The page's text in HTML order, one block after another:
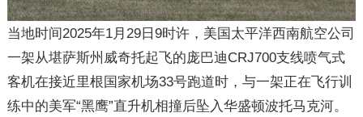
当地时间2025年1月 29日 9时许，美国太平洋西南航空公司
一架从堪萨斯州威奇托起飞的庞巴迪CRJ700支线喷气式
客机在接近里根国家机场33号跑道时，与一架正在飞行训
练中的美军“黑鹰”直升机相撞后坠入华盛顿波托马克河。